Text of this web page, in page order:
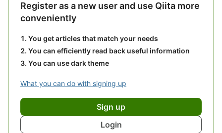
Register as a new user and use Qiita more
conveniently
You get articles that match your needs
You can efficiently read back useful information
You can use dark theme
What you can do with signing up
Sign up
Login